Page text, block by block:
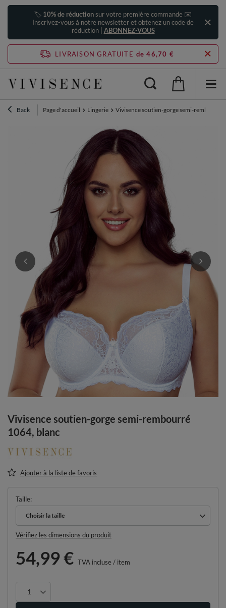
🏷️ 10% de réductionsur votre première commande ✉️
Inscrivez-vous à notre newsletter et obtenez un code de
réduction | ABONNEZ-VOUS
LIVRAISON GRATUITE de 46,70 €
Back Page d'accueil Lingerie Vivisence soutien-gorge semi-rembourré
Vivisence soutien-gorge semi-rembourré
1064, blanc
Ajouter à la liste de favoris
Taille
Choisir la taille
Choisir la taille
Vérifiez les dimensions du produit
54,99 € TVA incluse/ item